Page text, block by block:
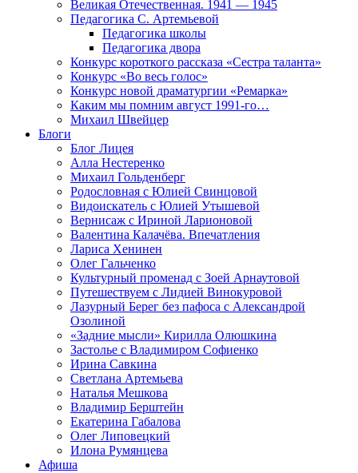
Великая Отечественная. 1941 — 1945
Педагогика С. Артемьевой
Педагогика школы
Педагогика двора
Конкурс короткого рассказа «Сестра таланта»
Конкурс «Во весь голос»
Конкурс новой драматургии «Ремарка»
Каким мы помним август 1991-го…
Михаил Швейцер
Блоги
Блог Лицея
Алла Нестеренко
Михаил Гольденберг
Родословная с Юлией Свинцовой
Видоискатель с Юлией Утышевой
Вернисаж с Ириной Ларионовой
Валентина Калачёва. Впечатления
Лариса Хенинен
Олег Гальченко
Культурный променад с Зоей Арнаутовой
Путешествуем с Лидией Винокуровой
Лазурный Берег без пафоса с Александрой
Озолиной
«Задние мысли» Кирилла Олюшкина
Застолье с Владимиром Софиенко
Ирина Савкина
Светлана Артемьева
Наталья Мешкова
Владимир Берштейн
Екатерина Габалова
Олег Липовецкий
Илона Румянцева
Афиша